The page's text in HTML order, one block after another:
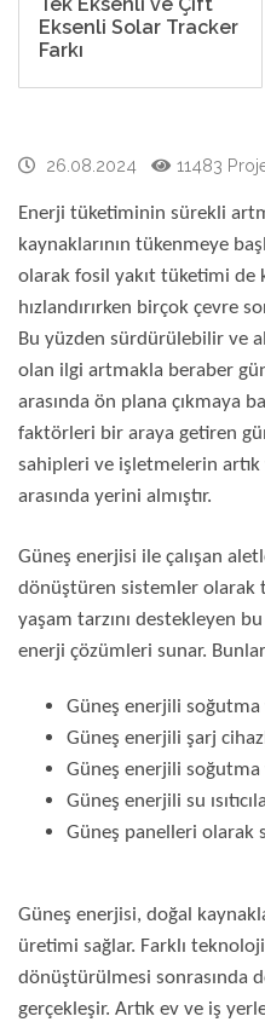
Tek Eksenli ve Çift
Eksenli Solar Tracker
Farkı
26.08.2024 11483
Enerji tüketiminin sürekli
kaynaklarının tükenmeye
olarak fosil yakıt tüketimi de
hızlandırırken birçok çevre
Bu yüzden sürdürülebilir ve
olan ilgi artmakla beraber
arasında ön plana çıkmaya
faktörleri bir araya getiren
sahipleri ve işletmelerin
arasında yerini almıştır.
Güneş enerjisi ile çalışan
dönüştüren sistemler olarak
yaşam tarzını destekleyen
enerji çözümleri sunar.
Güneş enerjili soğutma
Güneş enerjili şarj
Güneş enerjili soğutma
Güneş enerjili su
Güneş panelleri olarak
Güneş enerjisi, doğal
üretimi sağlar. Farklı
dönüştürülmesi sonrasında
gerçekleşir. Artık ev ve iş